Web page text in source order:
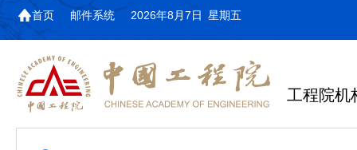
首页 邮件系统 2026年8月7日 星期五
工程院机